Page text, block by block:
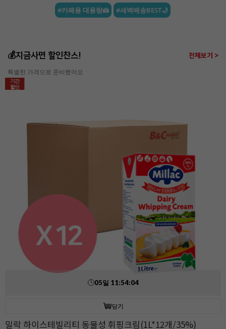
#카페용 대용량🍰 #새벽배송BEST🌙
💰지금사면 할인찬스! 전체보기 >
특별한 가격으로 준비했어요
기간
할인
05일 11:54:02
담기
밀락 하이스테빌리티 동물성 휘핑크림(1L*12개/35%)